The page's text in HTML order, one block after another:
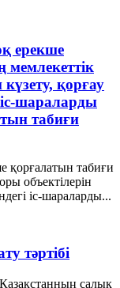
ерекше
мемлекеттiк
қорғау
шараларды
табиғи
қорғалатын табиғи
объектiлерiн
iс-шараларды...
тәртібі
салық